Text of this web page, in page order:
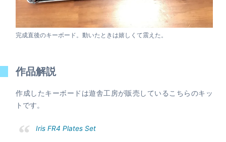
完成直後のキーボード。動いたときは嬉しくて震えた。
作品解説
作成したキーボードは遊舎工房が販売しているこちらのキッ
トです。
Iris FR4 Plates Set